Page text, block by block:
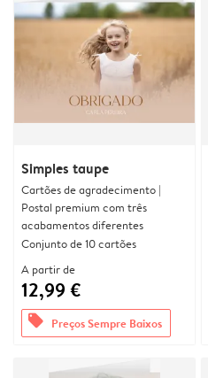
Simples taupe
Cartões de agradecimento |
Postal premium com três
acabamentos diferentes
Conjunto de 10 cartões
A partir de
12,99 €
offers Preços Sempre Baixos